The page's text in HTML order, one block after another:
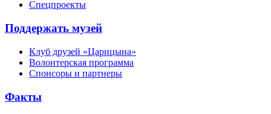
Спецпроекты
Поддержать музей
Клуб друзей «Царицына»
Волонтерская программа
Спонсоры и партнеры
Факты